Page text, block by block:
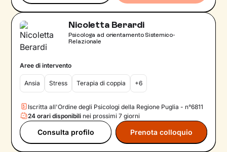
Nicoletta Berardi
Psicologa ad orientamento Sistemico-
Relazionale
Aree di intervento
Ansia Stress Terapia di coppia +6
Iscritta all'Ordine degli Psicologi della Regione Puglia - n°6811
24 orari disponibili nei prossimi 7 giorni
Consulta profilo Prenota colloquio